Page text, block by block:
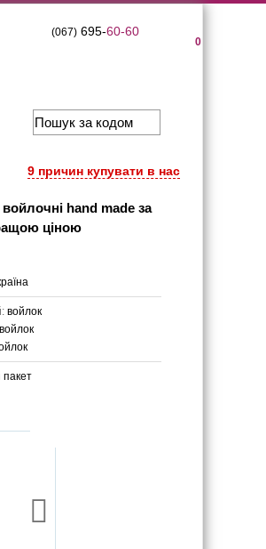
0
(067)695-60-60
9 причин купувати в нас
войлочні hand madeза
ціною
войлок
войлок
пакет